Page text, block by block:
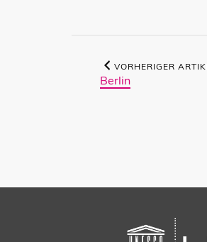
VORHERIGER
Berlin